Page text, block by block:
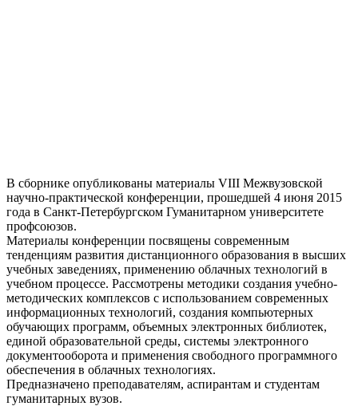
В сборнике опубликованы материалы VIII Межвузовской
научно-практической конференции, прошедшей 4 июня 2015
года в Санкт-Петербургском Гуманитарном университете
профсоюзов.
Материалы конференции посвящены современным
тенденциям развития дистанционного образования в высших
учебных заведениях, применению облачных технологий в
учебном процессе. Рассмотрены методики создания учебно-
методических комплексов с использованием современных
информационных технологий, создания компьютерных
обучающих программ, объемных электронных библиотек,
единой образовательной среды, системы электронного
документооборота и применения свободного программного
обеспечения в облачных технологиях.
Предназначено преподавателям, аспирантам и студентам
гуманитарных вузов.